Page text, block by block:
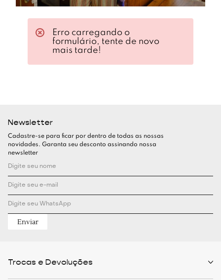
Newsletter
Cadastre-se para ficar por dentro de todas as nossas
novidades. Garanta seu desconto assinando nossa
newsletter
Enviar
Trocas e Devoluções
Erro carregando o
formulário, tente de novo
mais tarde!